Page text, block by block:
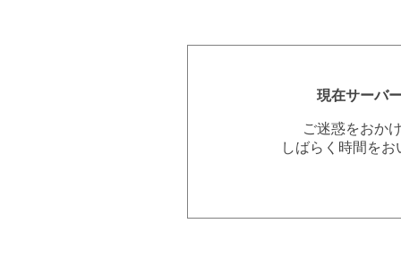
現在サーバ
ご迷惑をおか
しばらく時間を